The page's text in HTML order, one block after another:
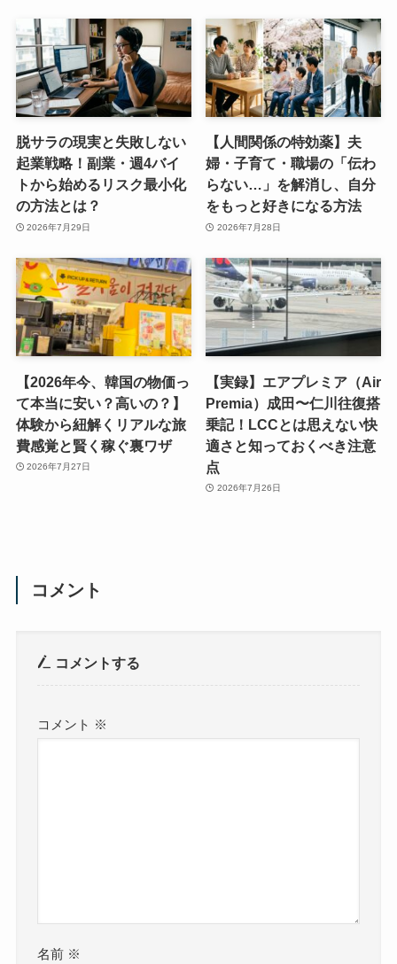
脱サラの現実と失敗しない
起業戦略！副業・週4バイ
トから始めるリスク最小化
の方法とは？
2026年7月29日
【人間関係の特効薬】夫
婦・子育て・職場の「伝わ
らない…」を解消し、自分
をもっと好きになる方法
2026年7月28日
【2026年今、韓国の物価っ
て本当に安い？高いの？】
体験から紐解くリアルな旅
費感覚と賢く稼ぐ裏ワザ
2026年7月27日
【実録】エアプレミア（Air
Premia）成田〜仁川往復搭
乗記！LCCとは思えない快
適さと知っておくべき注意
点
2026年7月26日
コメント
コメントする
コメント ※
名前 ※